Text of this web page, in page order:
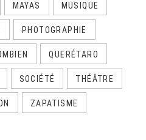
MAYAS MUSIQUE
PHOTOGRAPHIE
QUERÉTARO
SOCIÉTÉ THÉÂTRE
ZAPATISME